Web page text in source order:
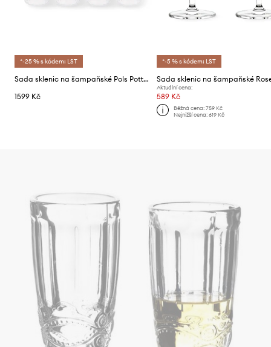
*-25 % s kódem: LST
Sada sklenic na šampaňské Pols Potten Rooftop 220 ml 4-pack
1599 Kč
*-5 % s kódem: LST
Aktuální cena:
589 Kč
Běžná cena: 759 Kč
Nejnižší cena: 619 Kč